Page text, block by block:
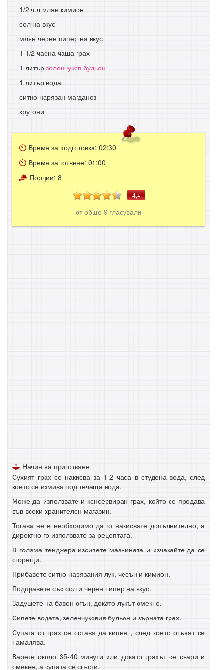
1/2 ч.л млян кимион
сол на вкус
млян черен пипер на вкус
1 1/2 чаена чаша грах
1 литър зеленчуков бульон
1 литър вода
ситно нарязан магданоз
крутони
Време за подготовка: 02:30
Време за готвене: 01:00
Порции: 8
4,4
от общо 9 гласували
Начин на приготвяне
Сухият грах се накисва за 1-2 часа в студена вода, след
което се измива под течаща вода.
Може да използвате и консервиран грах, който се продава
във всеки хранителен магазин.
Тогава не е необходимо да го накисвате допълнително, а
директно го използвате за рецептата.
В голяма тенджера изсипете мазнината и изчакайте да се
сгорещи.
Прибавете ситно нарязания лук, чесън и кимион.
Подправете със сол и черен пипер на вкус.
Задушете на бавен огън, докато лукът омекне.
Сипете водата, зеленчуковия бульон и зърната грах.
Супата от грах се оставя да кипне , след което огънят се
намалява.
Варете около 35-40 минути или докато грахът се свари и
омекне, а супата се сгъсти.